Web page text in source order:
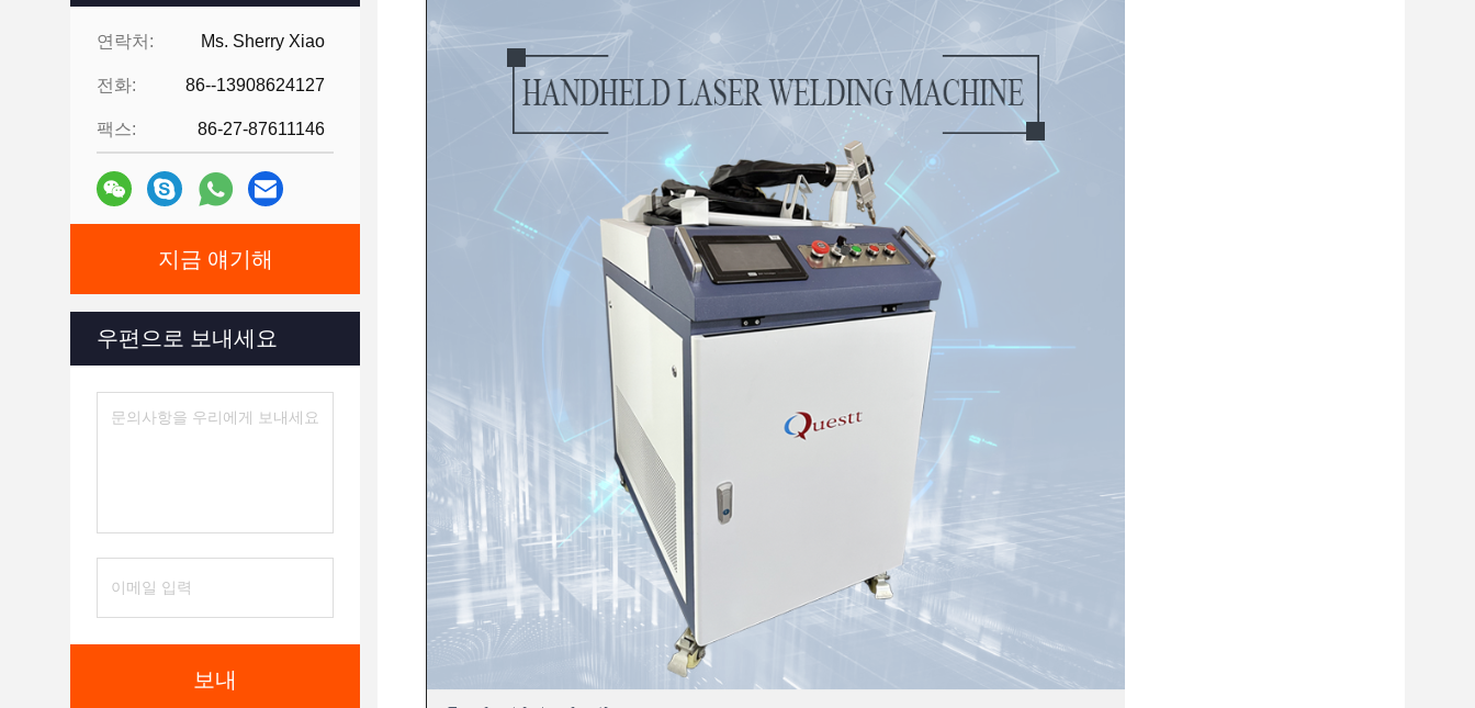
연락처: Ms. Sherry Xiao
전화: 86--13908624127
팩스: 86-27-87611146
지금 얘기해
우편으로 보내세요
보내